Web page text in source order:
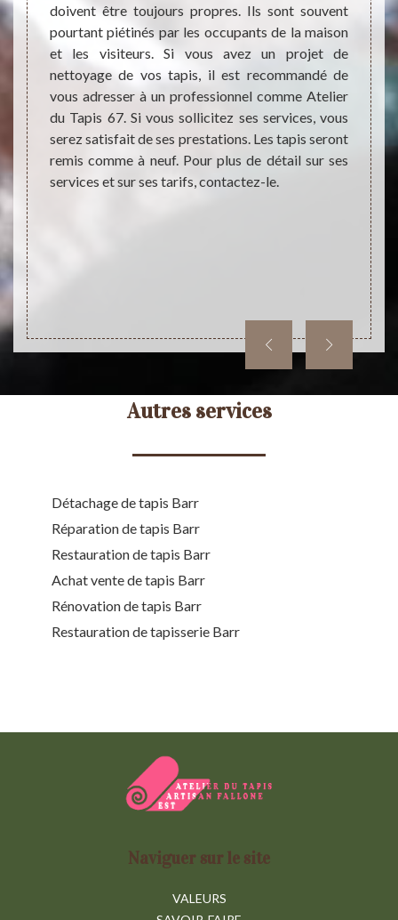
Pour
à un
de
ses
des
vous
de
doivent être toujours propres. Ils sont souvent
pourtant piétinés par les occupants de la maison
et les visiteurs. Si vous avez un projet de
nettoyage de vos tapis, il est recommandé de
vous adresser à un professionnel comme Atelier
du Tapis 67. Si vous sollicitez ses services, vous
serez satisfait de ses prestations. Les tapis seront
remis comme à neuf. Pour plus de détail sur ses
services et sur ses tarifs, contactez-le.
par
de
pour
Autres services
Détachage de tapis Barr
Réparation de tapis Barr
Restauration de tapis Barr
Achat vente de tapis Barr
Rénovation de tapis Barr
Restauration de tapisserie Barr
Naviguer sur le site
VALEURS